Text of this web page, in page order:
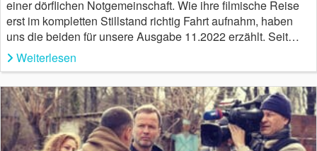
einer dörflichen Notgemeinschaft. Wie ihre filmische Reise
erst im kompletten Stillstand richtig Fahrt aufnahm, haben
uns die beiden für unsere Ausgabe 11.2022 erzählt. Seit…
Weiterlesen